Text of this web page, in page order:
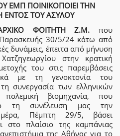
ΕΜΠ ΠΟΙΝΙΚΟΠΟΙΕΙ ΤΗΝ
ΕΝΤΟΣ ΤΟΥ ΑΣΥΛΟΥ
ΦΟΙΤΗΤΗ Ζ.Μ. που
30/5/24 κάτω από
δυνάμεις, έπειτα από μήνυση
στην κρατική
του στις παρεμβάσεις
με τη γενοκτονία του
συνεργασία των ελληνικών
βιομηχανία, που
τη συνέλευση μας την
Πέμπτη 29/5, βάσει
στο πλαίσιο της καμπάνιας
της Αθήνας για το